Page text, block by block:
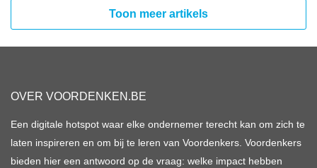
Toon meer artikels
OVER VOORDENKEN.BE
Een digitale hotspot waar elke ondernemer terecht kan om zich te
laten inspireren en om bij te leren van Voordenkers. Voordenkers
bieden hier een antwoord op de vraag: welke impact hebben